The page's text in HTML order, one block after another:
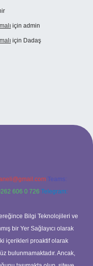
için admin
için Dadaş
Teams:
606 0 726 Telegram:
Bilgi Teknolojileri ve
bir Yer Sağlayıcı olarak
içerikleri proaktif olarak
bulunmamaktadır. Ancak,